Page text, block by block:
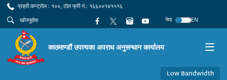
प्रहरी कन्ट्रोल : १००, टोल फ्री नं.: १६६००१४१५१६
नेपा
EN
काठमाण्डौं उपत्यका अपराध अनुसन्धान कार्यालय
Low Bandwidth